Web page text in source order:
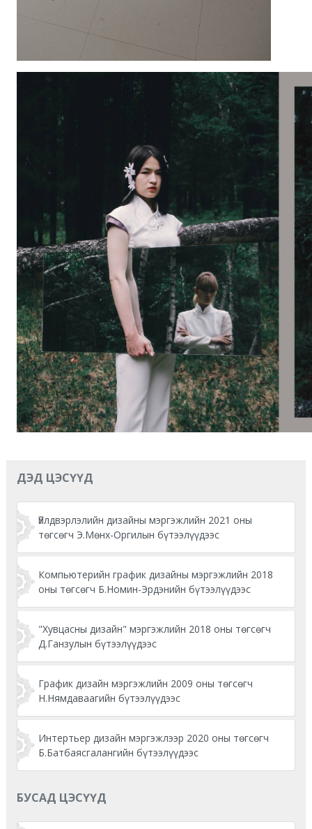
ДЭД ЦЭСҮҮД
Үйлдвэрлэлийн дизайны мэргэжлийн 2021 оны
төгсөгч Э.Мөнх-Оргилын бүтээлүүдээс
Компьютерийн график дизайны мэргэжлийн 2018
оны төгсөгч Б.Номин-Эрдэнийн бүтээлүүдээс
"Хувцасны дизайн" мэргэжлийн 2018 оны төгсөгч
Д.Ганзулын бүтээлүүдээс
График дизайн мэргэжлийн 2009 оны төгсөгч
Н.Нямдаваагийн бүтээлүүдээс
Интертьер дизайн мэргэжлээр 2020 оны төгсөгч
Б.Батбаясгалангийн бүтээлүүдээс
БУСАД ЦЭСҮҮД